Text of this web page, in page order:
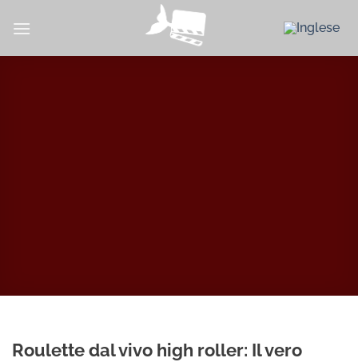
Roulette dal vivo high roller: Il vero